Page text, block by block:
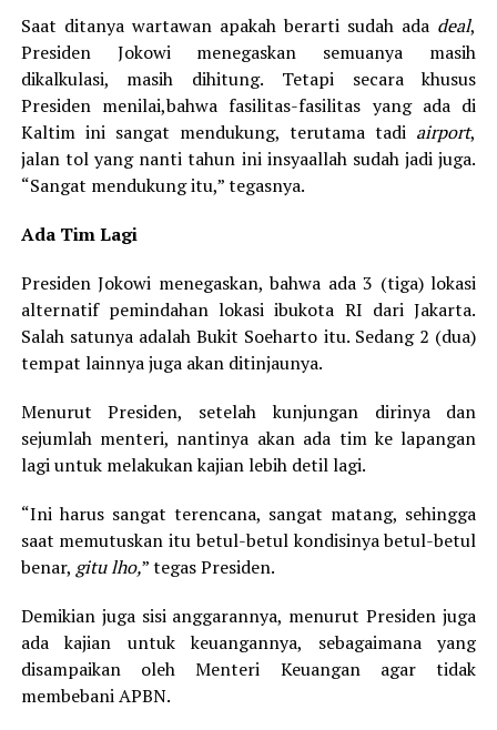
Saat ditanya wartawan apakah berarti sudah ada deal,
Presiden Jokowi menegaskan semuanya masih
dikalkulasi, masih dihitung. Tetapi secara khusus
Presiden menilai,bahwa fasilitas-fasilitas yang ada di
Kaltim ini sangat mendukung, terutama tadi airport,
jalan tol yang nanti tahun ini insyaallah sudah jadi juga.
“Sangat mendukung itu,” tegasnya.
Ada Tim Lagi
Presiden Jokowi menegaskan, bahwa ada 3 (tiga) lokasi
alternatif pemindahan lokasi ibukota RI dari Jakarta.
Salah satunya adalah Bukit Soeharto itu. Sedang 2 (dua)
tempat lainnya juga akan ditinjaunya.
Menurut Presiden, setelah kunjungan dirinya dan
sejumlah menteri, nantinya akan ada tim ke lapangan
lagi untuk melakukan kajian lebih detil lagi.
“Ini harus sangat terencana, sangat matang, sehingga
saat memutuskan itu betul-betul kondisinya betul-betul
benar, gitu lho,” tegas Presiden.
Demikian juga sisi anggarannya, menurut Presiden juga
ada kajian untuk keuangannya, sebagaimana yang
disampaikan oleh Menteri Keuangan agar tidak
membebani APBN.